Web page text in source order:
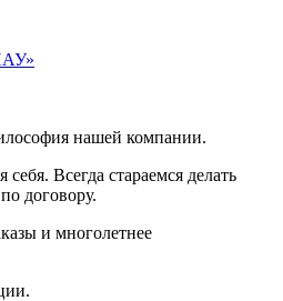
нашей компании.
Всегда стараемся делать
договору.
и многолетнее